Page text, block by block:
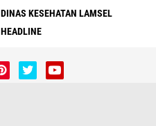
DINAS KESEHATAN LAMSEL
HEADLINE